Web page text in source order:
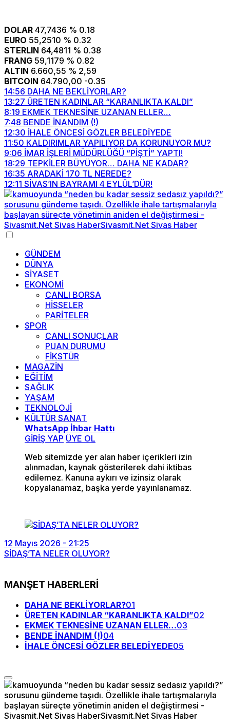
DOLAR 47,7436 % 0.18
EURO 55,2510 % 0.32
STERLIN 64,4811 % 0.38
FRANG 59,1179 % 0.82
ALTIN 6.660,55 % 2,59
BITCOIN 64.790,00 -0.35
14:56 DAHA NE BEKLİYORLAR?
13:27 ÜRETEN KADINLAR “KARANLIKTA KALDI”
8:19 EKMEK TEKNESİNE UZANAN ELLER…
7:48 BENDE İNANDIM (!)
12:30 İHALE ÖNCESİ GÖZLER BELEDİYEDE
11:50 KALDIRIMLAR YAPILIYOR DA KORUNUYOR MU?
9:06 İMAR İŞLERİ MÜDÜRLÜĞÜ “PİŞTİ” YAPTI!
18:29 TEPKİLER BÜYÜYOR… DAHA NE KADAR?
16:35 ARADAKİ 170 TL NEREDE?
12:11 SİVAS’IN BAYRAMI 4 EYLÜL’DÜR!
GÜNDEM
DÜNYA
SİYASET
EKONOMİ
CANLI BORSA
HİSSELER
PARİTELER
SPOR
CANLI SONUÇLAR
PUAN DURUMU
FİKSTÜR
MAGAZİN
EĞİTİM
SAĞLIK
YAŞAM
TEKNOLOJİ
KÜLTÜR SANAT
WhatsApp İhbar Hattı
GİRİŞ YAP ÜYE OL
Web sitemizde yer alan haber içerikleri izin
alınmadan, kaynak gösterilerek dahi iktibas
edilemez. Kanuna aykırı ve izinsiz olarak
kopyalanamaz, başka yerde yayınlanamaz.
12 Mayıs 2026 - 21:25
SİDAŞ’TA NELER OLUYOR?
MANŞET HABERLERİ
DAHA NE BEKLİYORLAR?01
ÜRETEN KADINLAR “KARANLIKTA KALDI”02
EKMEK TEKNESİNE UZANAN ELLER…03
BENDE İNANDIM (!)04
İHALE ÖNCESİ GÖZLER BELEDİYEDE05